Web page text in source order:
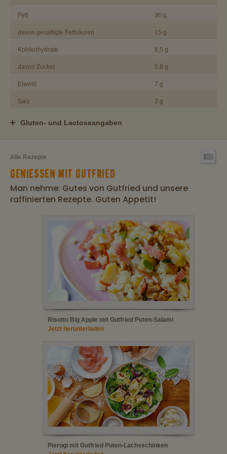
Fett 36 g
davon gesättigte Fettsäuren 15 g
Kohlenhydrate 8,5 g
davon Zucker 0,8 g
Eiweiß 7 g
Salz 2 g
Gluten- und Lactoseangaben
Alle Rezepte
GENIESSEN MIT GUTFRIED
Man nehme: Gutes von Gutfried und unsere
raffinierten Rezepte. Guten Appetit!
Risotto Big Apple mit Gutfried Puten-Salami
Jetzt herunterladen
Pierogi mit Gutfried Puten-Lachsschinken